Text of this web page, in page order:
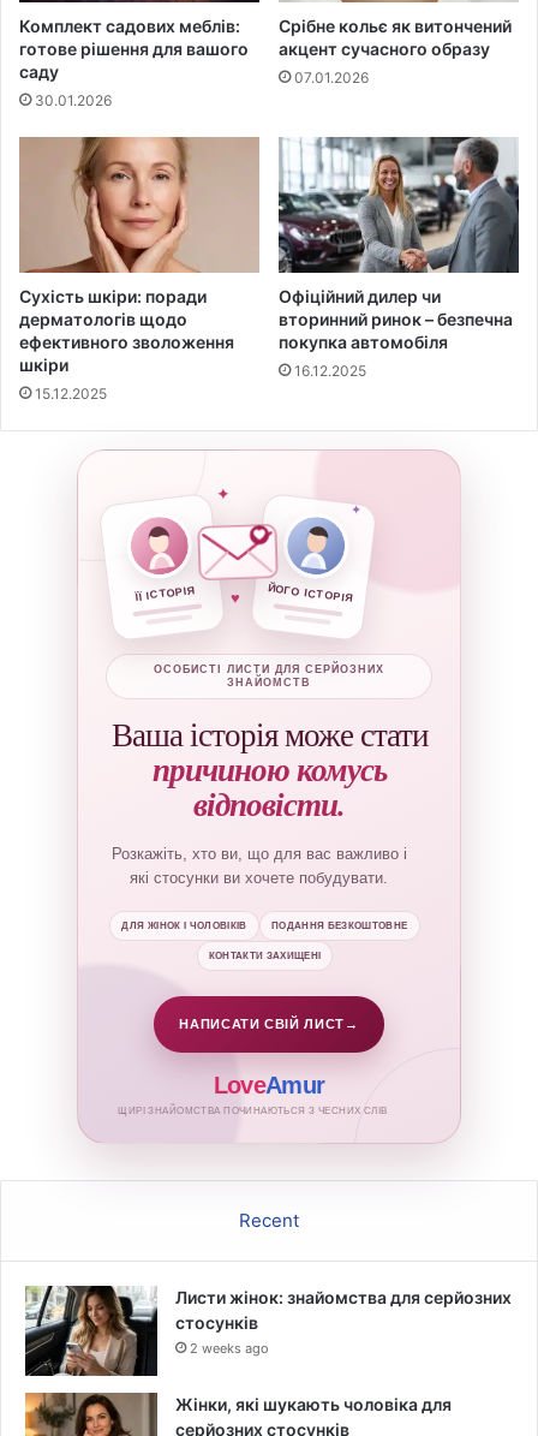
Комплект садових меблів:
готове рішення для вашого
саду
30.01.2026
Срібне кольє як витончений
акцент сучасного образу
07.01.2026
Сухість шкіри: поради
дерматологів щодо
ефективного зволоження
шкіри
15.12.2025
Офіційний дилер чи
вторинний ринок – безпечна
покупка автомобіля
16.12.2025
ЇЇ ІСТОРІЯ ЙОГО ІСТОРІЯ
✦
♥
✦
ОСОБИСТІ ЛИСТИ ДЛЯ СЕРЙОЗНИХ
ЗНАЙОМСТВ
Ваша історія може стати
причиною комусь
відповісти.
Розкажіть, хто ви, що для вас важливо і
які стосунки ви хочете побудувати.
ДЛЯ ЖІНОК І ЧОЛОВІКІВ ПОДАННЯ БЕЗКОШТОВНЕ
КОНТАКТИ ЗАХИЩЕНІ
НАПИСАТИ СВІЙ ЛИСТ →
LoveAmur
ЩИРІ ЗНАЙОМСТВА ПОЧИНАЮТЬСЯ З ЧЕСНИХ СЛІВ
Recent
Листи жінок: знайомства для серйозних
стосунків
2 weeks ago
Жінки, які шукають чоловіка для
серйозних стосунків